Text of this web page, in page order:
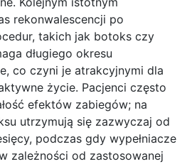
rekonwalescencji po
takich jak botoks czy
długiego okresu
co czyni je atrakcyjnymi dla
życie. Pacjenci często
efektów zabiegów; na
utrzymują się zazwyczaj od
podczas gdy wypełniacze
zależności od zastosowanej